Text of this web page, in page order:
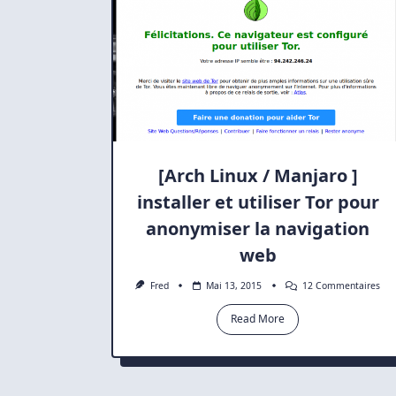
[Arch Linux / Manjaro ]
installer et utiliser Tor pour
anonymiser la navigation
web
Fred Mai 13, 2015 12 CommentairesSur
Read More